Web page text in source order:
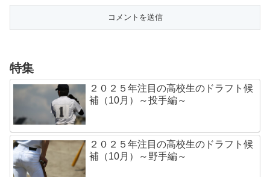
特集
２０２５年注目の高校生のドラフト候
補（10月）～投手編～
２０２５年注目の高校生のドラフト候
補（10月）～野手編～